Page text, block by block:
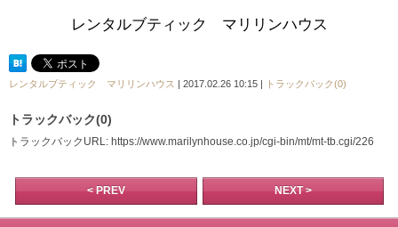
レンタルブティック マリリンハウス
レンタルブティック マリリンハウス | 2017.02.26 10:15 | トラックバック(0)
トラックバック(0)
トラックバックURL: https://www.marilynhouse.co.jp/cgi-bin/mt/mt-tb.cgi/226
< PREV NEXT >